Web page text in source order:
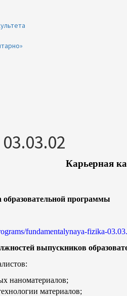
Карьерная
программы
fundamentalynaya-fizika-
выпускников
наноматериалов;
материалов;